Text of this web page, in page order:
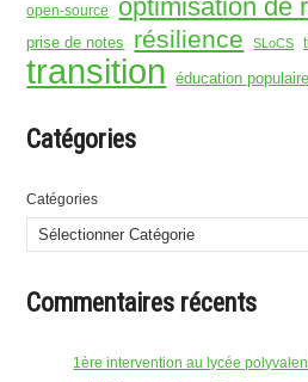
open-source optimisation de
prise de notes résilience SLoCS
transition éducation populaire
Catégories
Catégories
Commentaires récents
1ère intervention au lycée